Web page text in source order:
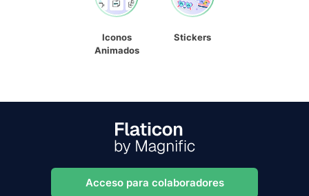
Iconos
Animados
Stickers
Acceso para colaboradores